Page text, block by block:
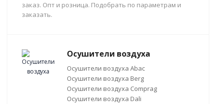
заказ. Опт и розница. Подобрать по параметрам и
заказать.
Осушители воздуха
Осушители воздуха Abac
Осушители воздуха Berg
Осушители воздуха Comprag
Осушители воздуха Dali